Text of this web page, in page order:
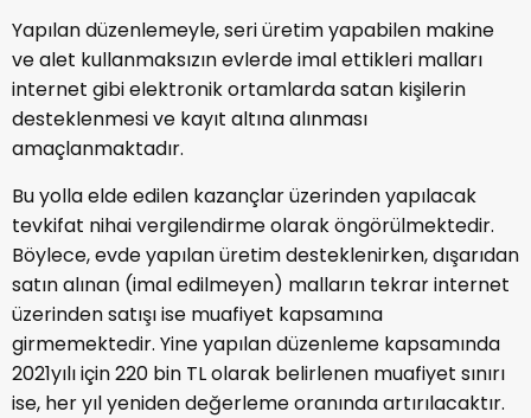
Yapılan düzenlemeyle, seri üretim yapabilen makine
ve alet kullanmaksızın evlerde imal ettikleri malları
internet gibi elektronik ortamlarda satan kişilerin
desteklenmesi ve kayıt altına alınması
amaçlanmaktadır.
Bu yolla elde edilen kazançlar üzerinden yapılacak
tevkifat nihai vergilendirme olarak öngörülmektedir.
Böylece, evde yapılan üretim desteklenirken, dışarıdan
satın alınan (imal edilmeyen) malların tekrar internet
üzerinden satışı ise muafiyet kapsamına
girmemektedir. Yine yapılan düzenleme kapsamında
2021yılı için 220 bin TL olarak belirlenen muafiyet sınırı
ise, her yıl yeniden değerleme oranında artırılacaktır.